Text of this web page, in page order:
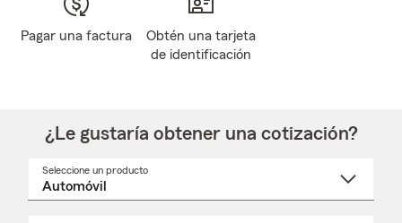
Pagar una factura
Obtén una tarjeta
de identificación
¿Le gustaría obtener una cotización?
Seleccione un producto